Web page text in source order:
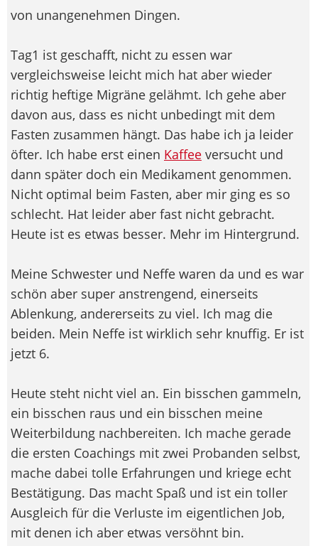
von unangenehmen Dingen.
Tag1 ist geschafft, nicht zu essen war
vergleichsweise leicht mich hat aber wieder
richtig heftige Migräne gelähmt. Ich gehe aber
davon aus, dass es nicht unbedingt mit dem
Fasten zusammen hängt. Das habe ich ja leider
öfter. Ich habe erst einen Kaffee versucht und
dann später doch ein Medikament genommen.
Nicht optimal beim Fasten, aber mir ging es so
schlecht. Hat leider aber fast nicht gebracht.
Heute ist es etwas besser. Mehr im Hintergrund.
Meine Schwester und Neffe waren da und es war
schön aber super anstrengend, einerseits
Ablenkung, andererseits zu viel. Ich mag die
beiden. Mein Neffe ist wirklich sehr knuffig. Er ist
jetzt 6.
Heute steht nicht viel an. Ein bisschen gammeln,
ein bisschen raus und ein bisschen meine
Weiterbildung nachbereiten. Ich mache gerade
die ersten Coachings mit zwei Probanden selbst,
mache dabei tolle Erfahrungen und kriege echt
Bestätigung. Das macht Spaß und ist ein toller
Ausgleich für die Verluste im eigentlichen Job,
mit denen ich aber etwas versöhnt bin.